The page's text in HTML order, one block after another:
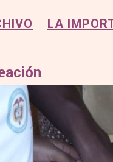
LA